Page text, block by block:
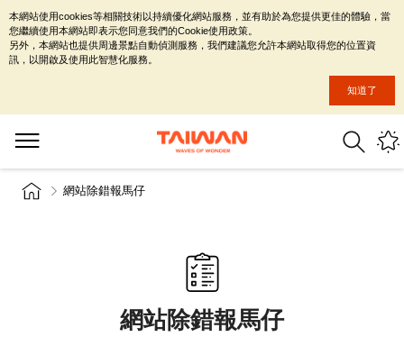
網站除錯報馬仔
網站除錯報馬仔
本網站使用cookies等相關技術以持續優化網站服務，並有助於為您提供更佳的體驗，當
您繼續使用本網站即表示您同意我們的Cookie使用政策。
另外，本網站也提供周邊景點自動偵測服務，我們建議您允許本網站取得您的位置資
訊，以開啟及使用此智慧化服務。
知道了